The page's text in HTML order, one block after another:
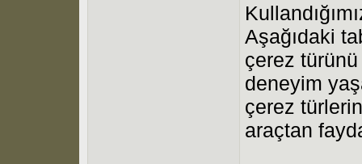
Aşağıdaki
çerez türünü
deneyim
çerez
araçtan